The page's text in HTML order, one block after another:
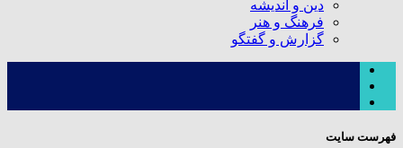
دین و اندیشه
فرهنگ و هنر
گزارش و گفتگو
فهرست سایت